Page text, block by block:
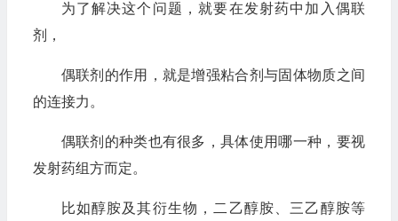
为了解决这个问题，就要在发射药中加入偶联
剂，
偶联剂的作用，就是增强粘合剂与固体物质之间
的连接力。
偶联剂的种类也有很多，具体使用哪一种，要视
发射药组方而定。
比如醇胺及其衍生物，二乙醇胺、三乙醇胺等